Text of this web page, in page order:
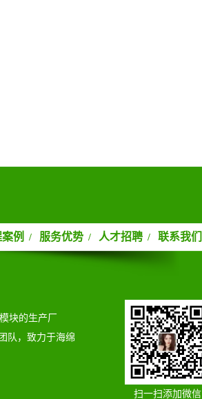
例 / 服务优势 / 人才招聘 / 联系我们
块的生产厂
队，致力于海绵
扫一扫添加微信